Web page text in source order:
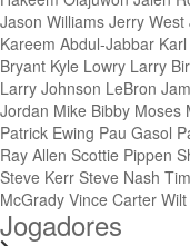
Jason Williams Jerry West
Kareem Abdul-Jabbar
Bryant Kyle Lowry Larry
Larry Johnson LeBron
Jordan Mike Bibby Moses
Patrick Ewing Pau Gasol
Ray Allen Scottie Pippen
Steve Kerr Steve Nash
McGrady Vince Carter
Jogadores